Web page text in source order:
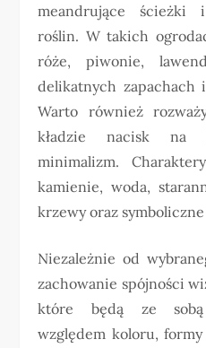
meandrujące ścieżki
roślin. W takich
róże, piwonie,
delikatnych zapachach
Warto również
kładzie nacisk na
minimalizm.
kamienie, woda,
krzewy oraz
Niezależnie od
zachowanie spójności
które będą ze sobą
względem koloru,